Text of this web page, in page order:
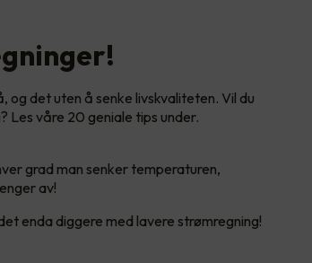
og det uten å senke livskvaliteten. Vil du
Les våre 20 geniale tips under.
grad man senker temperaturen,
av!
enda diggere med lavere strømregning!